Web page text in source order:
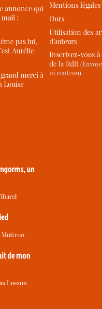
annonce qui
mail :
pas lui,
Aurélie
merci à
Louise
un
Mottron
de mon
Losson
Mentions légales
Ours
Utilisation des
d’auteurs
Inscrivez-vous
de la RdR
ni contenu)